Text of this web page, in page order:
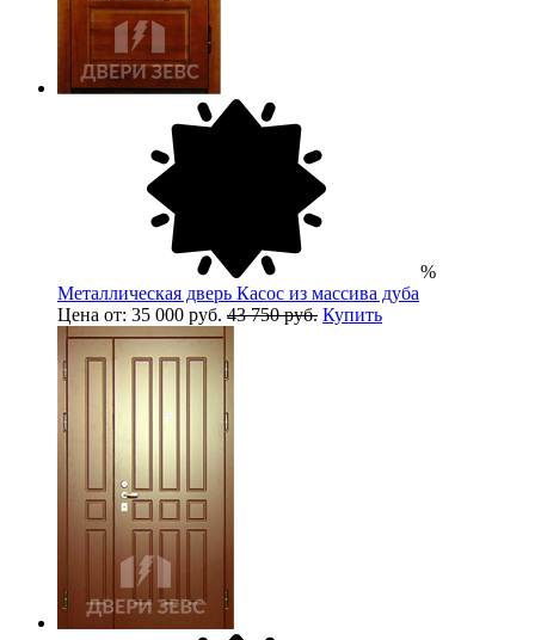
%
Металлическая дверь Касос из массива дуба
Цена от: 35 000 руб. 43 750 руб. Купить